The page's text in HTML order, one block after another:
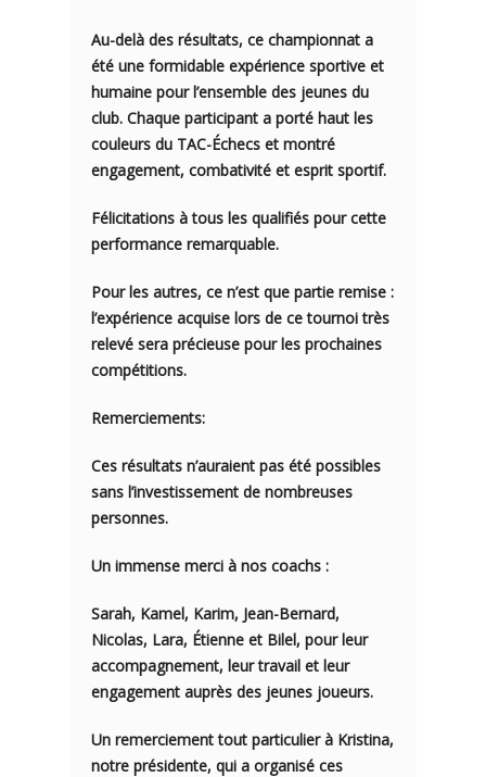
Au-delà des résultats, ce championnat a
été une formidable expérience sportive et
humaine pour l’ensemble des jeunes du
club. Chaque participant a porté haut les
couleurs du TAC-Échecs et montré
engagement, combativité et esprit sportif.
Félicitations à tous les qualifiés pour cette
performance remarquable.
Pour les autres, ce n’est que partie remise :
l’expérience acquise lors de ce tournoi très
relevé sera précieuse pour les prochaines
compétitions.
Remerciements:
Ces résultats n’auraient pas été possibles
sans l’investissement de nombreuses
personnes.
Un immense merci à nos coachs :
Sarah, Kamel, Karim, Jean-Bernard,
Nicolas, Lara, Étienne et Bilel, pour leur
accompagnement, leur travail et leur
engagement auprès des jeunes joueurs.
Un remerciement tout particulier à Kristina,
notre présidente, qui a organisé ces